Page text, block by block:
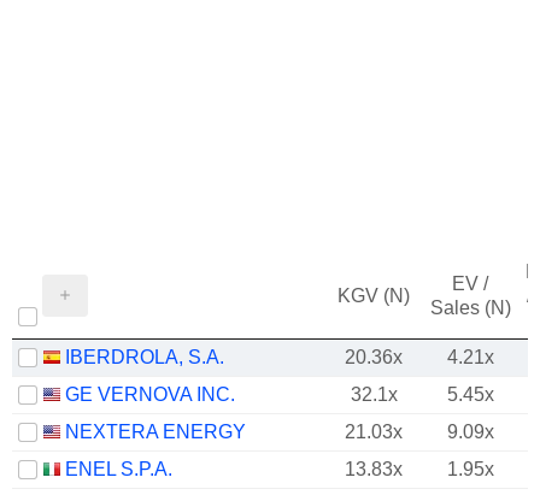
KGV (N)
EV /
Sales (N)
/
IBERDROLA, S.A. 20.36x 4.21x
GE VERNOVA INC.
32.1x 5.45x
NEXTERA ENERGY
21.03x 9.09x
ENEL S.P.A.
13.83x
1.95x